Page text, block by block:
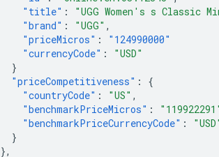
"title" : "UGG Women's s Classic
"brand" : "UGG" ,
"priceMicros" :
"124990000"
"currencyCode" :
"USD"
}
"priceCompetitiveness" :
{
"countryCode" : "US" ,
"benchmarkPriceMicros" :
"benchmarkPriceCurrencyCode" :
}
},